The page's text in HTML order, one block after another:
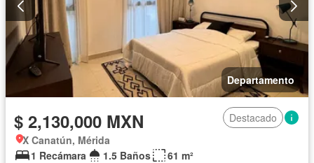
Departamento
$ 2,130,000 MXN
Destacado
X Canatún, Mérida
1 Recámara
1.5 Baños
61 m²